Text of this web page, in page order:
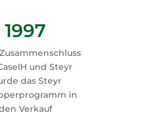
1997
und Steyr
das Steyr
in
Verkauf